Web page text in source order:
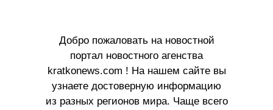
Добро пожаловать на новостной
портал новостного агенства
kratkonews.com ! На нашем сайте вы
узнаете достоверную информацию
из разных регионов мира. Чаще всего